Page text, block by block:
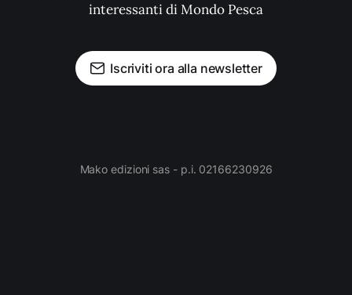
interessanti di Mondo Pesca
Iscriviti ora alla newsletter
Mako edizioni sas - p.i. 02166230926